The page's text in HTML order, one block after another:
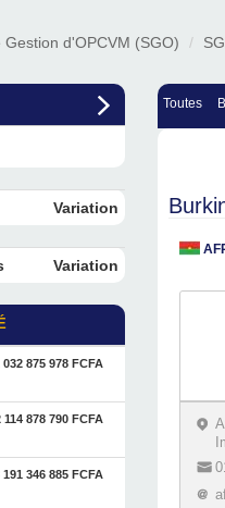
Gestion d'OPCVM (SGO)
Variation
Variation
032 875 978 FCFA
114 878 790 FCFA
191 346 885 FCFA
Toutes